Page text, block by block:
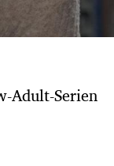
Adult-Serien